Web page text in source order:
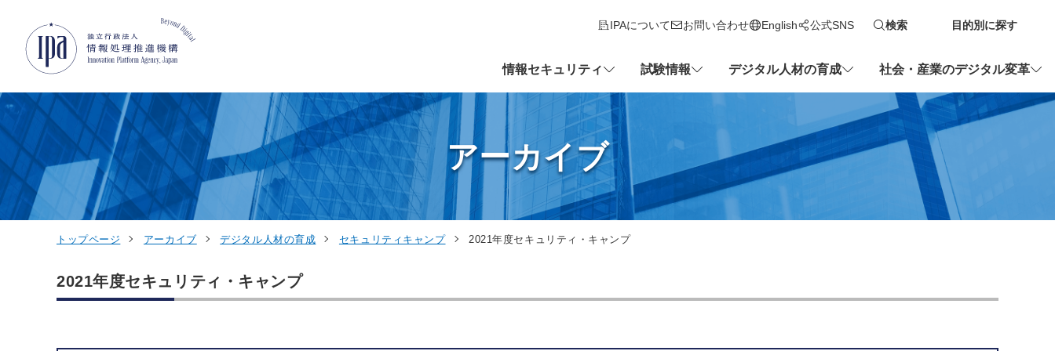
IPAについて
お問い合わせ English
新しいタブで開きます
公式SNS 検索 目的別に探す
情報セキュリティ 試験情報 デジタル人材の育成 社会・産業のデジタル変革
アーカイブ
トップページ アーカイブ デジタル人材の育成 セキュリティキャンプ 2021年度セキュリティ・キャンプ
2021年度セキュリティ・キャンプ